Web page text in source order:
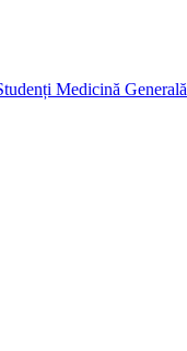
Medicină Generală